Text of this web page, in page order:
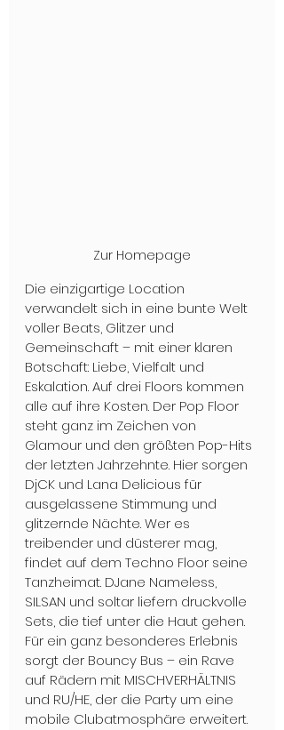
Zur Homepage
Die einzigartige Location
verwandelt sich in eine bunte Welt
voller Beats, Glitzer und
Gemeinschaft – mit einer klaren
Botschaft: Liebe, Vielfalt und
Eskalation. Auf drei Floors kommen
alle auf ihre Kosten. Der Pop Floor
steht ganz im Zeichen von
Glamour und den größten Pop-Hits
der letzten Jahrzehnte. Hier sorgen
DjCK und Lana Delicious für
ausgelassene Stimmung und
glitzernde Nächte. Wer es
treibender und düsterer mag,
findet auf dem Techno Floor seine
Tanzheimat. DJane Nameless,
SILSAN und soltar liefern druckvolle
Sets, die tief unter die Haut gehen.
Für ein ganz besonderes Erlebnis
sorgt der Bouncy Bus – ein Rave
auf Rädern mit MISCHVERHÄLTNIS
und RU/HE, der die Party um eine
mobile Clubatmosphäre erweitert.